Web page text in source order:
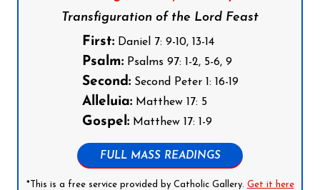
Transfiguration of the Lord Feast
First:Daniel 7: 9-10, 13-14
Psalm:Psalms 97: 1-2, 5-6, 9
Second:Second Peter 1: 16-19
Alleluia:Matthew 17: 5
Gospel:Matthew 17: 1-9
FULL MASS READINGS
*This is a free service provided by Catholic Gallery. Get it here